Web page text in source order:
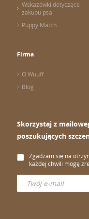
Wskazówki dotyczące
zakupu psa
Puppy Match
Firma
O Wuuff
Blog
Skorzystaj z
poszukujących
Zgadzam się na
każdej chwili mogę